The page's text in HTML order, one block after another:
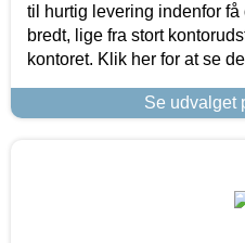
til hurtig levering indenfor
bredt, lige fra stort
kontoret. Klik her for at se
Se udvalget